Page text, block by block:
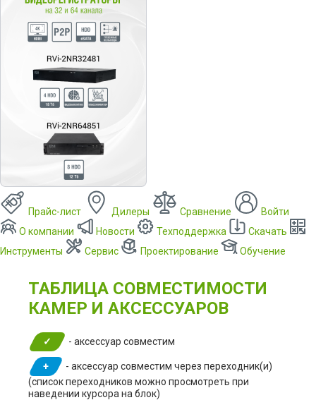
Прайс-лист Дилеры Сравнение
Войти
О компании
Новости Техподдержка
Скачать
Инструменты
Сервис Проектирование Обучение
ТАБЛИЦА СОВМЕСТИМОСТИ
КАМЕР И АКСЕССУАРОВ
✓ - аксессуар совместим
+
- аксессуар совместим через переходник(и)
(список переходников можно просмотреть при
наведении курсора на блок)